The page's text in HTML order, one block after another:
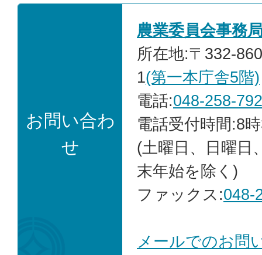
お問い合わ
せ
農業委員会事務
所在地:〒332-
1(第一本庁舎5階)
電話:048-258-
電話受付時間:8
(土曜日、日曜日
末年始を除く)
ファックス:048-
メールでのお問